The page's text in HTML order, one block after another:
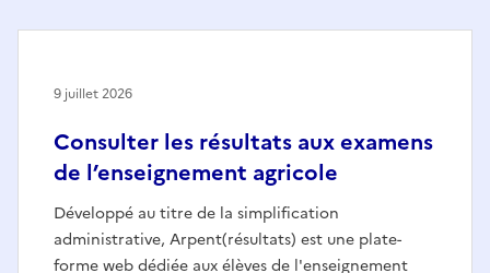
Consulter les résultats aux examens
de l’enseignement agricole
Développé au titre de la simplification
administrative, Arpent(résultats) est une plate-
forme web dédiée aux élèves de l'enseignement
9 juillet 2026